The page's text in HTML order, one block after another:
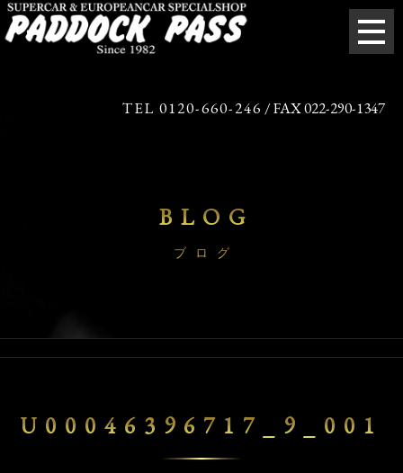
TEL 0120-660-246 / FAX 022-290-1347
BLOG
ブログ
U00046396717_9_001